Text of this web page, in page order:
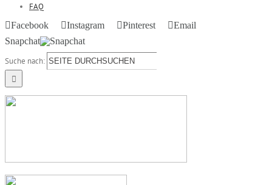
FAQ
Facebook
Instagram Pinterest
Email
Snapchat
Suche nach: